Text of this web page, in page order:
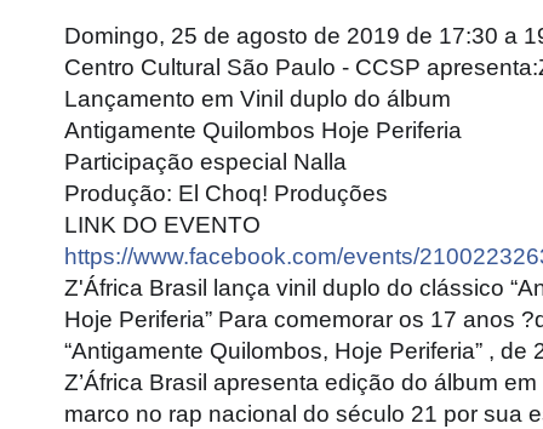
Domingo, 25 de agosto de 2019 de 17:30 a
Centro Cultural São Paulo - CCSP
Lançamento em Vinil duplo do álbum
Antigamente Quilombos Hoje Periferia
Participação especial Nalla
Produção: El Choq! Produções
LINK DO EVENTO
https://www.facebook.com/events/
Z'África Brasil lança vinil duplo do clássico
Hoje Periferia” Para comemorar os 17 anos
“Antigamente Quilombos, Hoje Periferia” , de
Z’África Brasil apresenta edição do álbum
marco no rap nacional do século 21 por sua